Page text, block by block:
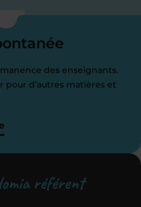
des enseignants.
pour d’autres matières et
référent